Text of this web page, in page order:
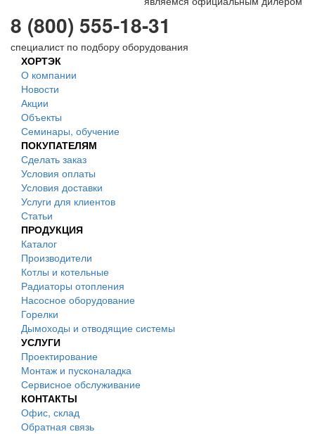
8 (800) 555-18-31
специалист по подбору оборудования
ХОРТЭК
О компании
Новости
Акции
Объекты
Семинары, обучение
ПОКУПАТЕЛЯМ
Сделать заказ
Условия оплаты
Условия доставки
Услуги для клиентов
Статьи
ПРОДУКЦИЯ
Каталог
Производители
Котлы и котельные
Радиаторы отопления
Насосное оборудование
Горелки
Дымоходы и отводящие системы
УСЛУГИ
Проектирование
Монтаж и пусконаладка
Сервисное обслуживание
КОНТАКТЫ
Офис, склад
Обратная связь